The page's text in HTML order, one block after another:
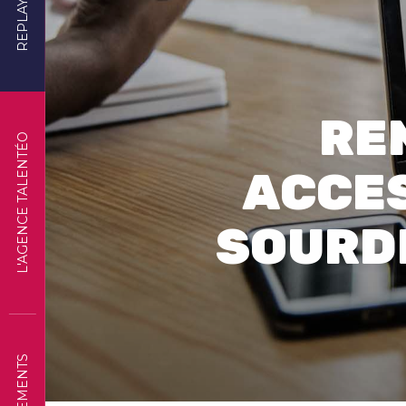
L'AGENCE TALENTÉO
REPLAYS